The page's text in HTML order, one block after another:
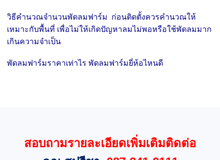
วิธีคำนวณจำนวนพัดลมฟาร์ม ก่อนติดตั้งควรคำนวณให้
เหมาะกับพื้นที่ เพื่อไม่ให้เกิดปัญหาลมไม่พอหรือใช้พัดลมมาก
เกินความจำเป็น
พัดลมฟาร์มราคาเท่าไร พัดลมฟาร์มยี่ห้อไหนดี
สอบถามรายละเอียดเพิ่มเติมติดต่อ